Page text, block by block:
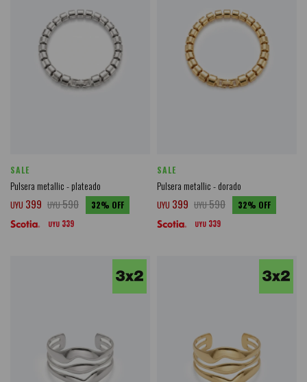
SALE
Pulsera metallic - plateado
UYU 399 UYU590 32
UYU 339
SALE
Pulsera metallic - dorado
UYU 399 UYU590 32
UYU 339